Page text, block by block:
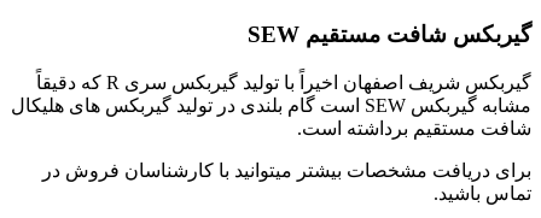
گیربکس شافت مستقیم SEW
گیربکس شریف اصفهان اخیراً با تولید گیربکس سری R که دقیقاً
مشابه گیربکس SEW است گام بلندی در تولید گیربکس های هلیکال
شافت مستقیم برداشته است.
برای دریافت مشخصات بیشتر میتوانید با کارشناسان فروش در
تماس باشید.